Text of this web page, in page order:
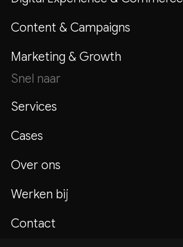
Content & Campaigns
Marketing & Growth
Snel naar
Services
Cases
Over ons
Werken bij
Contact